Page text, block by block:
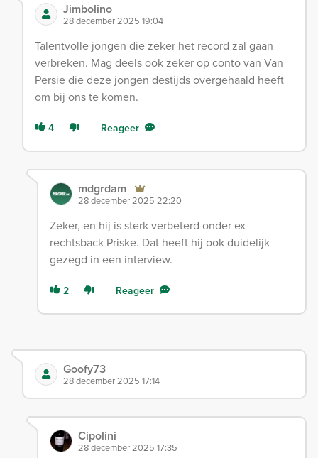
Jimbolino
28 december 2025 19:04
Talentvolle jongen die zeker het record zal gaan
verbreken. Mag deels ook zeker op conto van Van
Persie die deze jongen destijds overgehaald heeft
om bij ons te komen.
4 Reageer
mdgrdam
28 december 2025 22:20
Zeker, en hij is sterk verbeterd onder ex-
rechtsback Priske. Dat heeft hij ook duidelijk
gezegd in een interview.
2 Reageer
Goofy73
28 december 2025 17:14
Cipolini
28 december 2025 17:35